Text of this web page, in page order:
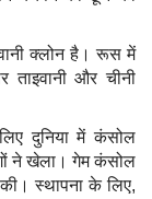
क्लोन है। रूस में
ताइवानी और चीनी
दुनिया में कंसोल
ने खेला। गेम कंसोल
स्थापना के लिए,